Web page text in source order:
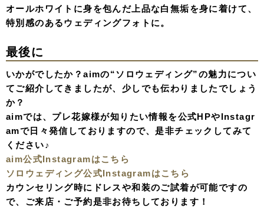
オールホワイトに身を包んだ上品な白無垢を身に着けて、
特別感のあるウェディングフォトに。
最後に
いかがでしたか？aimの“ソロウェディング”の魅力につい
てご紹介してきましたが、少しでも伝わりましたでしょう
か？
aimでは、プレ花嫁様が知りたい情報を公式HPやInstagr
amで日々発信しておりますので、是非チェックしてみて
ください♪
aim公式Instagramはこちら
ソロウェディング公式Instagramはこちら
カウンセリング時にドレスや和装のご試着が可能ですの
で、ご来店・ご予約是非お待ちしております！